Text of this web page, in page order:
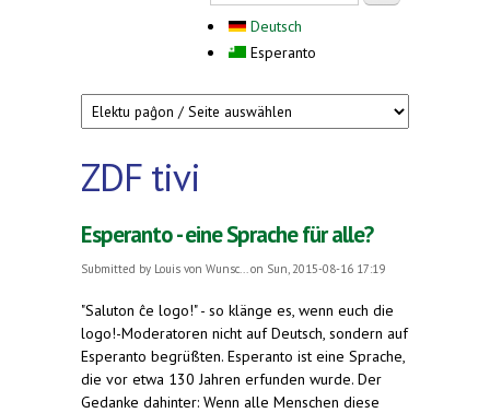
Deutsch
Esperanto
ZDF tivi
Esperanto - eine Sprache für alle?
Submitted by Louis von Wunsc... on Sun, 2015-08-16 17:19
"Saluton ĉe logo!" - so klänge es, wenn euch die
logo!-Moderatoren nicht auf Deutsch, sondern auf
Esperanto begrüßten. Esperanto ist eine Sprache,
die vor etwa 130 Jahren erfunden wurde. Der
Gedanke dahinter: Wenn alle Menschen diese